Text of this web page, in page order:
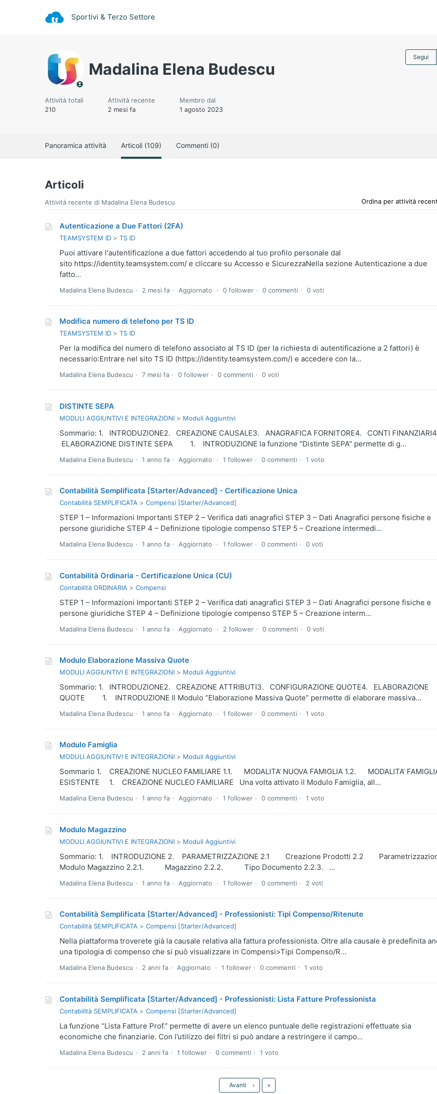
Sportivi & Terzo Settore
Madalina Elena Budescu
Segui
Attività totali
210
Attività recente
2 mesi fa
Membro dal
1 agosto 2023
Panoramica attività Articoli (109) Commenti (0)
Articoli
Attività recente di Madalina Elena Budescu Ordina per attività
Autenticazione a Due Fattori (2FA)
TEAMSYSTEM ID TS ID
Puoi attivare l'autentificazione a due fattori accedendo al tuo profilo personale dal
sito https://identity.teamsystem.com/ e cliccare su Accesso e SicurezzaNella sezione Autenticazione a due
fatto...
Madalina Elena Budescu 2 mesi fa Aggiornato 0 follower 0 commenti 0 voti
Modifica numero di telefono per TS ID
TEAMSYSTEM ID TS ID
Per la modifica del numero di telefono associato al TS ID (per la richiesta di autentificazione a 2 fattori) è
necessario:Entrare nel sito TS ID (https://identity.teamsystem.com/) e accedere con la...
Madalina Elena Budescu 7 mesi fa 0 follower 0 commenti 0 voti
DISTINTE SEPA
MODULI AGGIUNTIVI E INTEGRAZIONI Moduli Aggiuntivi
Sommario: 1. INTRODUZIONE2. CREAZIONE CAUSALE3. ANAGRAFICA FORNITORE4. CONTI
ELABORAZIONE DISTINTE SEPA 1. INTRODUZIONE la funzione "Distinte SEPA" permette di g...
Madalina Elena Budescu 1 anno fa Aggiornato 1 follower 0 commenti 1 voto
Contabilità Semplificata [Starter/Advanced] - Certificazione Unica
Contabilità SEMPLIFICATA Compensi [Starter/Advanced]
STEP 1 – Informazioni Importanti STEP 2 – Verifica dati anagrafici STEP 3 – Dati Anagrafici persone fisiche e
persone giuridiche STEP 4 – Definizione tipologie compenso STEP 5 – Creazione intermedi...
Madalina Elena Budescu 1 anno fa Aggiornato 1 follower 0 commenti 0 voti
Contabilità Ordinaria - Certificazione Unica (CU)
Contabilità ORDINARIA Compensi
STEP 1 – Informazioni Importanti STEP 2 – Verifica dati anagrafici STEP 3 – Dati Anagrafici persone fisiche e
persone giuridiche STEP 4 – Definizione tipologie compenso STEP 5 – Creazione interm...
Madalina Elena Budescu 1 anno fa Aggiornato 2 follower 0 commenti 0 voti
Modulo Elaborazione Massiva Quote
MODULI AGGIUNTIVI E INTEGRAZIONI Moduli Aggiuntivi
Sommario: 1. INTRODUZIONE2. CREAZIONE ATTRIBUTI3. CONFIGURAZIONE QUOTE4. ELABORAZIONE
QUOTE 1. INTRODUZIONE Il Modulo “Elaborazione Massiva Quote” permette di elaborare massiva...
Madalina Elena Budescu 1 anno fa Aggiornato 1 follower 0 commenti 1 voto
Modulo Famiglia
MODULI AGGIUNTIVI E INTEGRAZIONI Moduli Aggiuntivi
Sommario 1. CREAZIONE NUCLEO FAMILIARE 1.1. MODALITA’ NUOVA FAMIGLIA 1.2. MODALITA’
ESISTENTE 1. CREAZIONE NUCLEO FAMILIARE Una volta attivato il Modulo Famiglia, all...
Madalina Elena Budescu 1 anno fa Aggiornato 1 follower 0 commenti 1 voto
Modulo Magazzino
MODULI AGGIUNTIVI E INTEGRAZIONI Moduli Aggiuntivi
Sommario: 1. INTRODUZIONE 2. PARAMETRIZZAZIONE 2.1 Creazione Prodotti 2.2
Modulo Magazzino 2.2.1. Magazzino 2.2.2. Tipo Documento 2.2.3. ...
Madalina Elena Budescu 1 anno fa Aggiornato 1 follower 0 commenti 2 voti
Contabilità Semplificata [Starter/Advanced] - Professionisti: Tipi Compenso/Ritenute
Contabilità SEMPLIFICATA Compensi [Starter/Advanced]
Nella piattaforma troverete già la causale relativa alla fattura professionista. Oltre alla causale è predefinita
una tipologia di compenso che si può visualizzare in Compensi>Tipi Compenso/R...
Madalina Elena Budescu 2 anni fa Aggiornato 1 follower 0 commenti 1 voto
Contabilità Semplificata [Starter/Advanced] - Professionisti: Lista Fatture Professionista
Contabilità SEMPLIFICATA Compensi [Starter/Advanced]
La funzione “Lista Fatture Prof.” permette di avere un elenco puntuale delle registrazioni effettuate sia
economiche che finanziarie. Con l’utilizzo dei filtri si può andare a restringere il campo...
Madalina Elena Budescu 2 anni fa 1 follower 0 commenti 1 voto
Avanti › Ultima
»